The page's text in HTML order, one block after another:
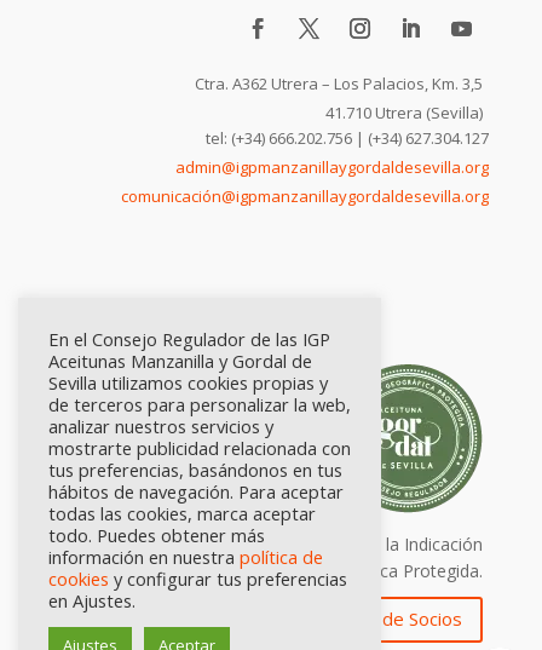
Ctra. A362 Utrera – Los Palacios, Km. 3,5
41.710 Utrera (Sevilla)
tel: (+34) 666.202.756 | (+34) 627.304.127
admin@igpmanzanillaygordaldesevilla.org
comunicación@igpmanzanillaygordaldesevilla.org
Calidad certificada por Origen. Sellos de la Indicación
Geográfica Protegida.
Zona de Socios
En el Consejo Regulador de las IGP
Aceitunas Manzanilla y Gordal de
Sevilla utilizamos cookies propias y
de terceros para personalizar la web,
analizar nuestros servicios y
mostrarte publicidad relacionada con
tus preferencias, basándonos en tus
hábitos de navegación. Para aceptar
todas las cookies, marca aceptar
todo. Puedes obtener más
información en nuestra política de
cookies y configurar tus preferencias
en Ajustes.
Ajustes Aceptar